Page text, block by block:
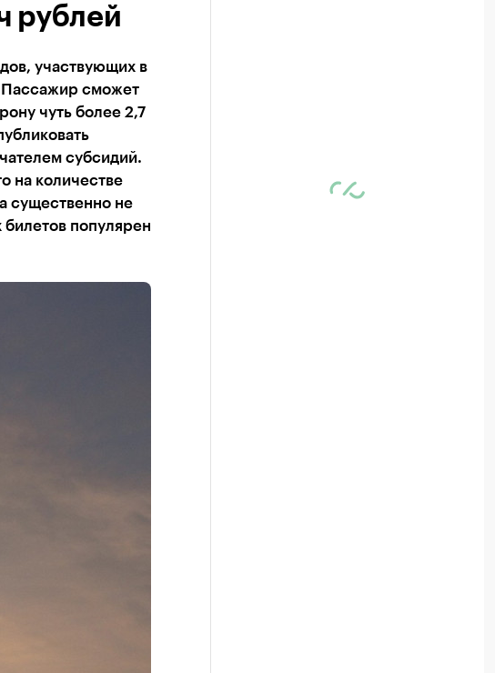
рублей
участвующих в
Пассажир сможет
чуть более 2,7
субсидий.
на количестве
существенно не
популярен